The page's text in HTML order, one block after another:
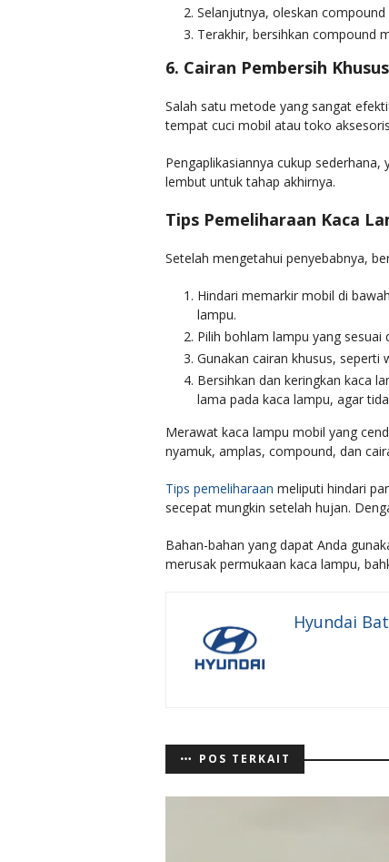
Selanjutnya, oleskan
Terakhir, bersihkan compound
6. Cairan Pembersih Khusus
Salah satu metode yang sangat
tempat cuci mobil atau toko
Pengaplikasiannya cukup
lembut untuk tahap akhirnya.
Tips Pemeliharaan Kaca
Setelah mengetahui penyebabnya,
Hindari memarkir mobil di
lampu.
Pilih bohlam lampu yang
Gunakan cairan khusus, seperti
Bersihkan dan keringkan kaca
lama pada kaca lampu, agar
Merawat kaca lampu mobil yang
nyamuk, amplas, compound, dan
Tips pemeliharaan meliputi hindari
secepat mungkin setelah hujan.
Bahan-bahan yang dapat Anda
merusak permukaan kaca lampu,
Hyundai
POS TERKAIT